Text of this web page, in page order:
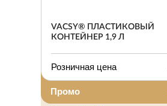
VACSY® ПЛАСТИКОВЫЙ
КОНТЕЙНЕР 1,9 Л
Розничная цена
Промо